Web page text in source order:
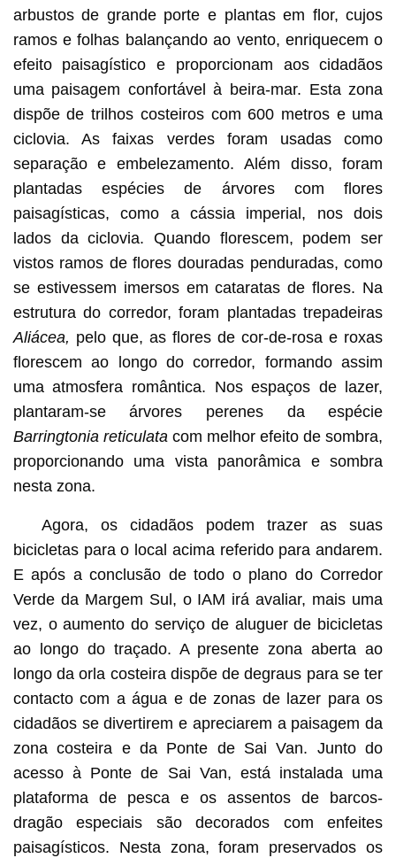
arbustos de grande porte e plantas em flor, cujos
ramos e folhas balançando ao vento, enriquecem o
efeito paisagístico e proporcionam aos cidadãos
uma paisagem confortável à beira-mar. Esta zona
dispõe de trilhos costeiros com 600 metros e uma
ciclovia. As faixas verdes foram usadas como
separação e embelezamento. Além disso, foram
plantadas espécies de árvores com flores
paisagísticas, como a
cássia imperial,
nos dois
lados da ciclovia. Quando florescem, podem ser
vistos ramos de flores douradas penduradas, como
se estivessem imersos em cataratas de flores. Na
estrutura do corredor, foram plantadas trepadeiras
Aliácea, pelo que, as flores de cor-de-rosa e roxas
florescem ao longo do corredor, formando assim
uma atmosfera romântica. Nos espaços de lazer,
plantaram-se árvores perenes da espécie
Barringtonia reticulata com melhor efeito de sombra,
proporcionando uma vista panorâmica e sombra
nesta zona.
Agora, os cidadãos podem trazer as suas
bicicletas para o local acima referido para andarem.
E após a conclusão de todo o plano do Corredor
Verde da Margem Sul, o IAM irá avaliar, mais uma
vez, o aumento do serviço de aluguer de bicicletas
ao longo do traçado. A presente zona aberta ao
longo da orla costeira dispõe de degraus para se ter
contacto com a água e de zonas de lazer para os
cidadãos se divertirem e apreciarem a paisagem da
zona costeira e da Ponte de Sai Van. Junto do
acesso à Ponte de Sai Van, está instalada uma
plataforma de pesca e os assentos de barcos-
dragão especiais são decorados com enfeites
paisagísticos. Nesta zona, foram preservados os